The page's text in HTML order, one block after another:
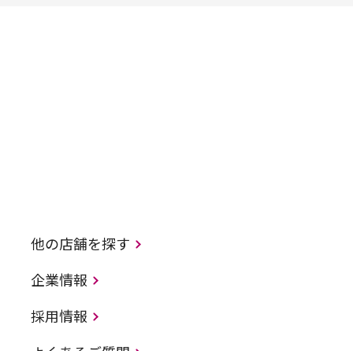
他の店舗を探す
企業情報
採用情報